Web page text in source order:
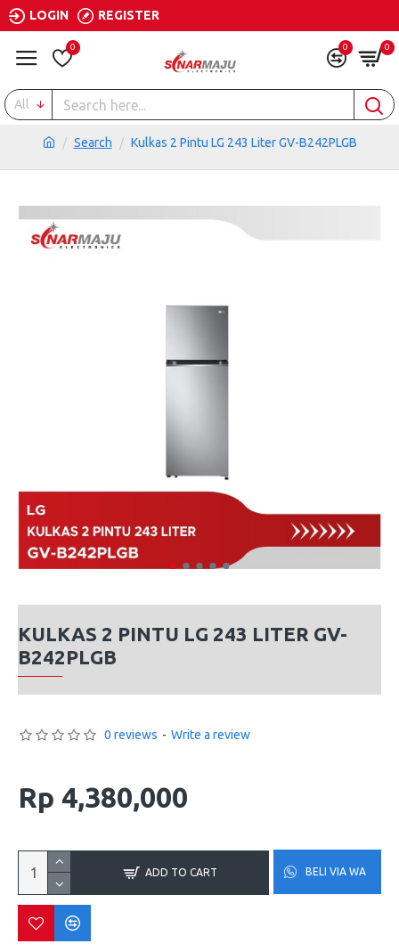
LOGIN REGISTER
0 0 0
All
Search Kulkas 2 Pintu LG 243 Liter GV-B242PLGB
KULKAS 2 PINTU LG 243 LITER GV-
B242PLGB
0 reviews - Write a review
Rp 4,380,000
ADD TO CART BELI VIA WA